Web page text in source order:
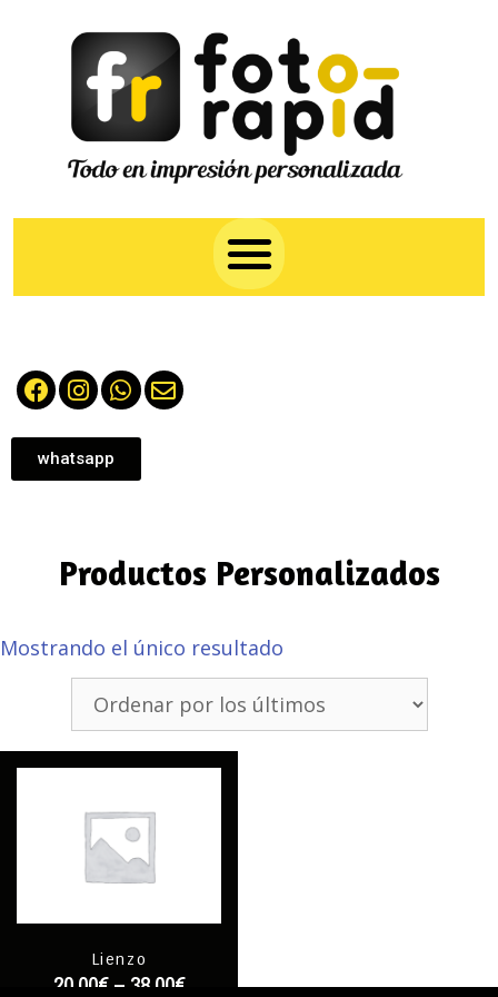
whatsapp
Productos Personalizados
Mostrando el único resultado
Lienzo
20,00€– 38,00€